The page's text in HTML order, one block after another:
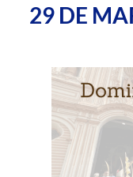
29 DE